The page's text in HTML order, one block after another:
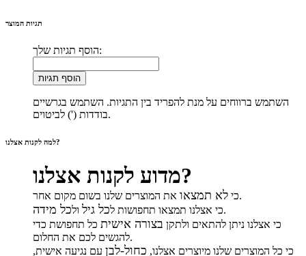
תגיות המוצר
הוסף תגיות שלך:
הוסף תגיות
השתמש ברווחים על מנת להפריד בין התגיות. השתמש בגרשיים
בודדות (') לביטוים.
למה לקנות אצלנו?
מדוע לקנות אצלנו?
כי לא תמצאו
את המוצרים שלנו בשום מקום אחר.
כי אצלנו תמצאו תחפושות לכל גיל ולכל מידה
.
כי אצלנו ניתן להתאים ולתקן בצורה אישית כל תחפושת כדי
להגשים לכם את החלום.
כי כל המוצרים שלנו מיוצרים אצלנו, כחול-לבן עם נגיעה אישית,